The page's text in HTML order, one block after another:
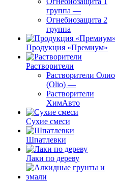
группа —
Огнебиозащита 2
группа
Продукция «Премиум»
Растворители
Растворители Олио
(Olio) —
Растворители
ХимАвто
Сухие смеси
Шпатлевки
Лаки по дереву